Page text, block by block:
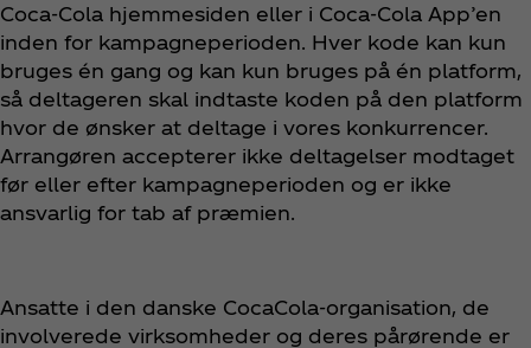
Coca‑Cola hjemmesiden eller i Coca‑Cola App’en
inden for kampagneperioden. Hver kode kan kun
bruges én gang og kan kun bruges på én platform,
så deltageren skal indtaste koden på den platform
hvor de ønsker at deltage i vores konkurrencer.
Arrangøren accepterer ikke deltagelser modtaget
før eller efter kampagneperioden og er ikke
ansvarlig for tab af præmien.
Ansatte i den danske CocaCola-organisation, de
involverede virksomheder og deres pårørende er